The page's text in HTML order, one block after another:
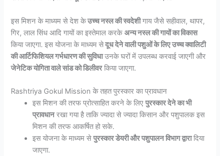
इस मिशन के माध्यम से देश केउच्च नस्ल की स्वदेशीगाय जैसे सहीवाल, थापर,
गिर, लाल सिंध आदि गायों का इस्तेमाल करकेअन्य नस्ल की गायों का विकास
किया जाएगा. इस योजना के माध्यम सेदूध देने वाली पशुओं के लिए उच्च क्वालिटी
की आर्टिफिशियल गर्भधारण की सुविधाउनके घरों में उपलब्ध करवाई जाएगी और
जेनेटिक योगिता वाले सांड को डिलीवरकिया जाएगा.
Rashtriya Gokul Mission के तहत पुरस्कार का प्रावधान
इस मिशन की तरफ प्रोत्साहित करने के लिएपुरस्कार देने का भी
प्रावधानरखा गया है ताकि ज्यादा से ज्यादा किसान और पशुपालक इस
मिशन की तरफ आकर्षित हो सके.
इस योजना के माध्यम सेपुरस्कार डेयरी और पशुपालन विभाग द्वारादिया
जाएगा.